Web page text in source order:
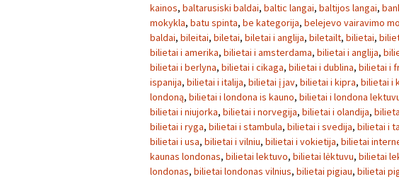
kainos, baltarusiski baldai, baltic langai, baltijos langai,
mokykla, batu spinta, be kategorija, belejevo vairavimo
baldai, bileitai, biletai, biletai i anglija, biletailt, bilietai,
bilietai i amerika, bilietai i amsterdama, bilietai i anglija,
bilietai i berlyna, bilietai i cikaga, bilietai i dublina, bilietai i
ispanija, bilietai i italija, bilietai į jav, bilietai i kipra, bilietai i
londoną, bilietai i londona is kauno, bilietai i londona
bilietai i niujorka, bilietai i norvegija, bilietai i olandija,
bilietai i ryga, bilietai i stambula, bilietai i svedija, bilietai i
bilietai i usa, bilietai i vilniu, bilietai i vokietija, bilietai
kaunas londonas, bilietai lektuvo, bilietai lėktuvu, bilietai
londonas, bilietai londonas vilnius, bilietai pigiau, bilietai